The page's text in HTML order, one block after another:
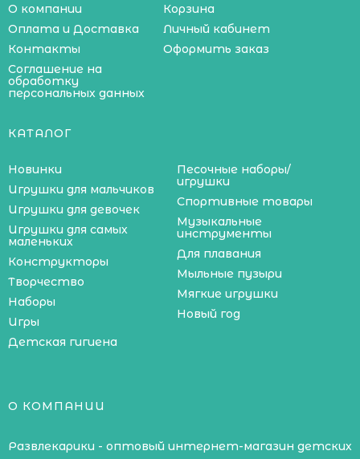
О компании
Оплата и Доставка
Контакты
Соглашение на
обработку
персональных данных
Корзина
Личный кабинет
Оформить заказ
КАТАЛОГ
Новинки
Игрушки для мальчиков
Игрушки для девочек
Игрушки для самых
маленьких
Конструкторы
Творчество
Наборы
Игры
Детская гигиена
Песочные наборы/
игрушки
Спортивные товары
Музыкальные
инструменты
Для плавания
Мыльные пузыри
Мягкие игрушки
Новый год
О КОМПАНИИ
Развлекарики - оптовый интернет-магазин детских